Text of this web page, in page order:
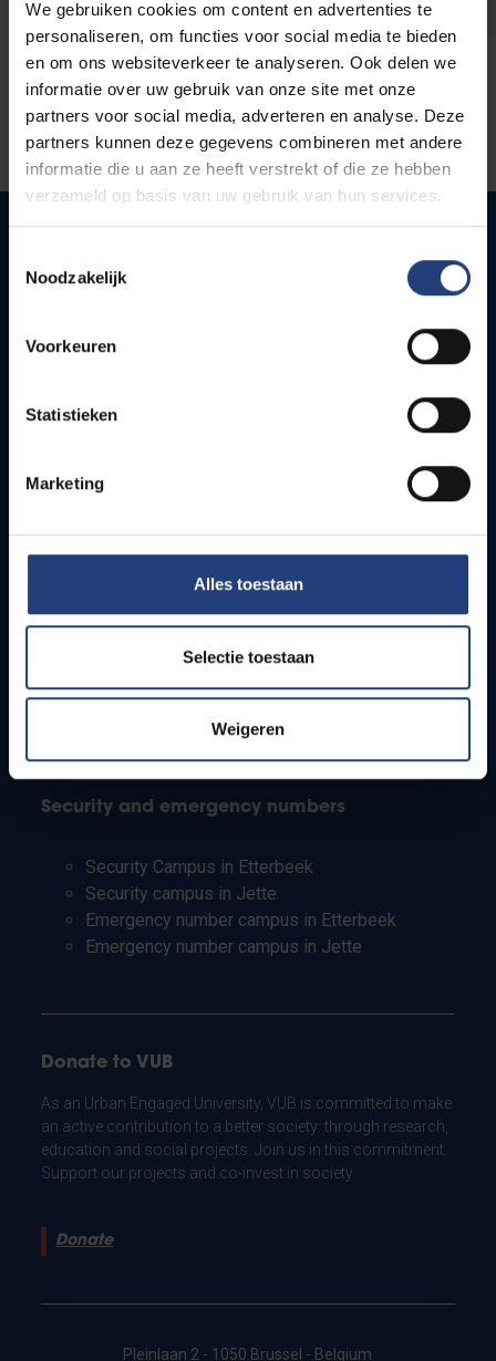
We gebruiken cookies om content en advertenties te
personaliseren, om functies voor social media te bieden
en om ons websiteverkeer te analyseren. Ook delen we
informatie over uw gebruik van onze site met onze
partners voor social media, adverteren en analyse. Deze
partners kunnen deze gegevens combineren met andere
informatie die u aan ze heeft verstrekt of die ze hebben
verzameld op basis van uw gebruik van hun services.
Noodzakelijk
Voorkeuren
Statistieken
Marketing
Alles toestaan
Selectie toestaan
Weigeren
Quick links
How to get to the VUB campuses
Students
PhD students
Teachers and secondary schools
Working students
Security and emergency numbers
Security Campus in Etterbeek
Security campus in Jette
Emergency number campus in Etterbeek
Emergency number campus in Jette
Donate to VUB
As an Urban Engaged University, VUB is committed to make
an active contribution to a better society: through research,
education and social projects. Join us in this commitment.
Support our projects and co-invest in society.
Donate
Pleinlaan 2 - 1050 Brussel - Belgium